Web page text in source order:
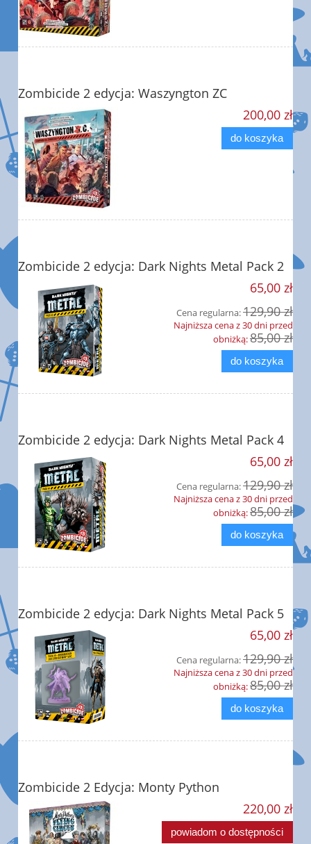
Zombicide 2 edycja: Waszyngton ZC
200,00 zł
do koszyka
Zombicide 2 edycja: Dark Nights Metal Pack 2
65,00 zł
Cena regularna:129,90 zł
Najniższa cena z 30 dni przed
obniżką:85,00 zł
do koszyka
Zombicide 2 edycja: Dark Nights Metal Pack 4
65,00 zł
Cena regularna:129,90 zł
Najniższa cena z 30 dni przed
obniżką:85,00 zł
do koszyka
Zombicide 2 edycja: Dark Nights Metal Pack 5
65,00 zł
Cena regularna:129,90 zł
Najniższa cena z 30 dni przed
obniżką:85,00 zł
do koszyka
Zombicide 2 Edycja: Monty Python
220,00 zł
powiadom o dostępności